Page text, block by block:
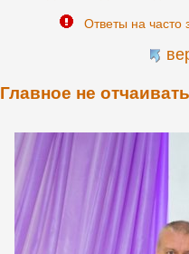
Ответы на часто
Главное не